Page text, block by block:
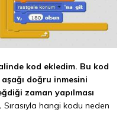
kod ekledim. Bu kod
doğru inmesini
zaman yapılması
Sırasıyla hangi kodu neden